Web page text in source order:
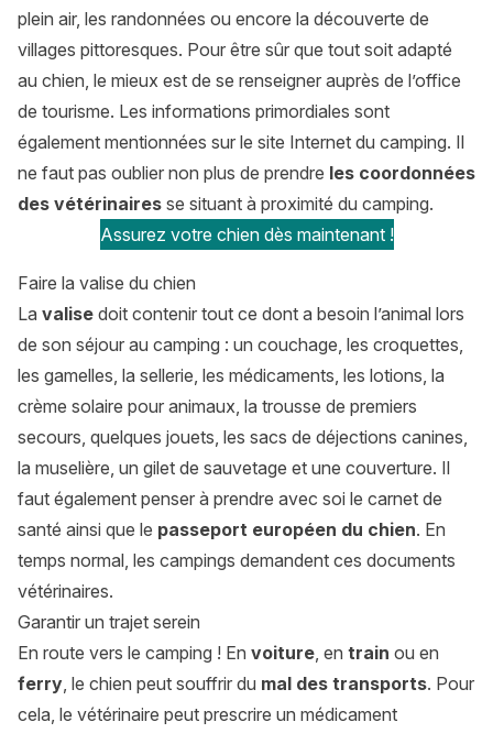
plein air, les randonnées ou encore la découverte de
villages pittoresques. Pour être sûr que tout soit adapté
au chien, le mieux est de se renseigner auprès de l’office
de tourisme. Les informations primordiales sont
également mentionnées sur le site Internet du camping. Il
ne faut pas oublier non plus de prendre les coordonnées
des vétérinaires se situant à proximité du camping.
Assurez votre chien dès maintenant !
Faire la valise du chien
La valise doit contenir tout ce dont a besoin l’animal lors
de son séjour au camping : un couchage, les croquettes,
les gamelles, la sellerie, les médicaments, les lotions, la
crème solaire pour animaux, la trousse de premiers
secours, quelques jouets, les sacs de déjections canines,
la muselière, un gilet de sauvetage et une couverture. Il
faut également penser à prendre avec soi le carnet de
santé ainsi que le passeport européen du chien. En
temps normal, les campings demandent ces documents
vétérinaires.
Garantir un trajet serein
En route vers le camping ! En voiture, en train ou en
ferry, le chien peut souffrir du mal des transports. Pour
cela, le vétérinaire peut prescrire un médicament